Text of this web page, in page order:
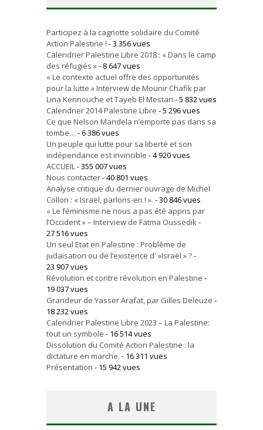
Participez à la cagnotte solidaire du Comité
Action Palestine ! - 3 356 vues
Calendrier Palestine Libre 2018 : « Dans le camp
des réfugiés »- 8 647 vues
« Le contexte actuel offre des opportunités
pour la lutte » Interview de Mounir Chafik par
Lina Kennouche et Tayeb El Mestari - 5 832 vues
Calendrier 2014 Palestine Libre - 5 296 vues
Ce que Nelson Mandela n’emporte pas dans sa
tombe… - 6 386 vues
Un peuple qui lutte pour sa liberté et son
indépendance est invincible - 4 920 vues
ACCUEIL- 355 007 vues
Nous contacter- 40 801 vues
Analyse critique du dernier ouvrage de Michel
Collon : « Israël, parlons-en ! ». - 30 846 vues
« Le féminisme ne nous a pas été appris par
l’Occident » – Interview de Fatma Oussedik-
27 516 vues
Un seul Etat en Palestine : Problème de
judaïsation ou de l’existence d' »Israël » ?-
23 907 vues
Révolution et contre révolution en Palestine -
19 037 vues
Grandeur de Yasser Arafat, par Gilles Deleuze -
18 232 vues
Calendrier Palestine Libre 2023 – La Palestine:
tout un symbole - 16 514 vues
Dissolution du Comité Action Palestine : la
dictature en marche. - 16 311 vues
Présentation - 15 942 vues
A LA UNE